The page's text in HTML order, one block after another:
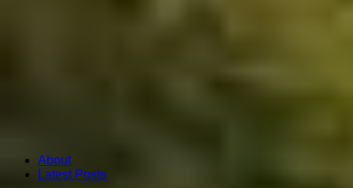
About
Latest Posts